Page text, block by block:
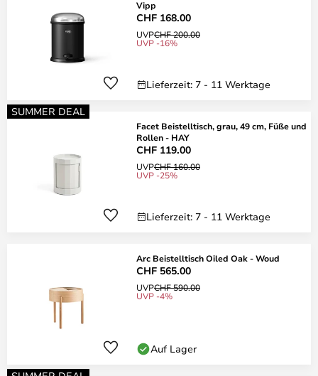
Vipp
CHF 168.00
UVPCHF 200.00
UVP -16%
Lieferzeit: 7 - 11 Werktage
SUMMER DEAL
Facet Beistelltisch, grau, 49 cm, Füße und
Rollen - HAY
CHF 119.00
UVPCHF 160.00
UVP -25%
Lieferzeit: 7 - 11 Werktage
Arc Beistelltisch Oiled Oak - Woud
CHF 565.00
UVPCHF 590.00
UVP -4%
Auf Lager